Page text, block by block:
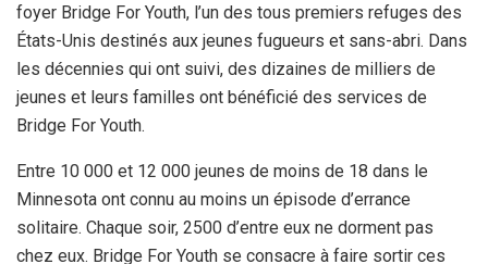
foyer Bridge For Youth, l’un des tous premiers refuges des
États-Unis destinés aux jeunes fugueurs et sans-abri. Dans
les décennies qui ont suivi, des dizaines de milliers de
jeunes et leurs familles ont bénéficié des services de
Bridge For Youth.
Entre 10 000 et 12 000 jeunes de moins de 18 dans le
Minnesota ont connu au moins un épisode d’errance
solitaire. Chaque soir, 2500 d’entre eux ne dorment pas
chez eux. Bridge For Youth se consacre à faire sortir ces